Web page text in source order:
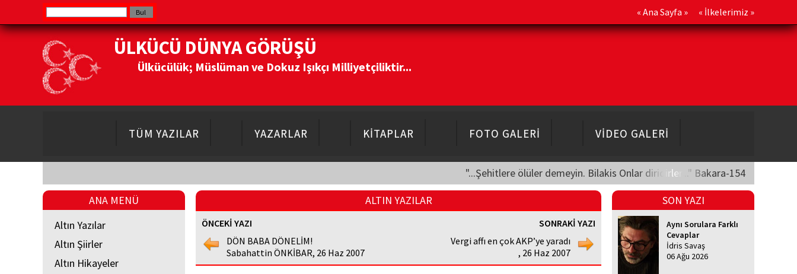
« Ana Sayfa » « İlkelerimiz »
ÜLKÜCÜ DÜNYA GÖRÜŞÜ
Ülkücülük; Müslüman ve Dokuz Işıkçı Milliyetçiliktir...
TÜM YAZILAR YAZARLAR KİTAPLAR FOTO GALERİ VİDEO GALERİ
"...Şehitlere ölüler demeyin. Bilakis Onlar diridirler..." Bakara-154
ANA MENÜ
Altın Yazılar
Altın Şiirler
Altın Hikayeler
ALTIN YAZILAR
ÖNCEKİ YAZI
DÖN BABA DÖNELİM!
Sabahattin ÖNKİBAR, 26 Haz 2007
SONRAKİ YAZI
Vergi affı en çok AKP’ye yaradı
, 26 Haz 2007
SON YAZI
Aynı Sorulara Farklı
Cevaplar
İdris Savaş
06 Ağu 2026